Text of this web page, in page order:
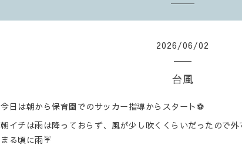
2026/06/02
台風
今日は朝から保育園でのサッカー指導からスタート⚽️
朝イチは雨は降っておらず、風が少し吹くくらいだったので
まる頃に雨☔